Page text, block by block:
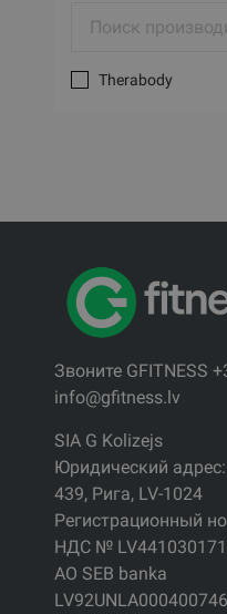
Therabody
Звоните GFITNESS
info@gfitness.lv
SIA G Kolizejs
Юридический
439, Рига, LV-1024
Регистрационный
НДС №
АО SEB banka